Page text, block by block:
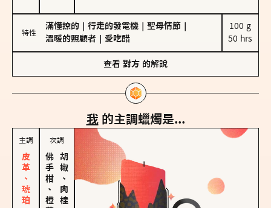
特性
滿懂撩的 行走的發電機 聖母情節
溫暖的照顧者
愛吃醋
100 g
50 hrs
查看 對方 的解說
我 的主調蠟燭是...
主調 次調
佛手柑、橙花胡椒、肉桂